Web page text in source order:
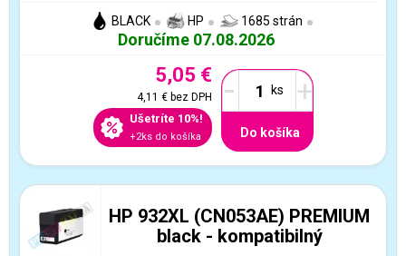
BLACK HP 1685 strán
Doručíme 07.08.2026
5,05 €
4,11 €bez DPH
Ušetríte 10%!
+2ks do košíka
- +
Do košíka
HP 932XL (CN053AE) PREMIUM
black - kompatibilný